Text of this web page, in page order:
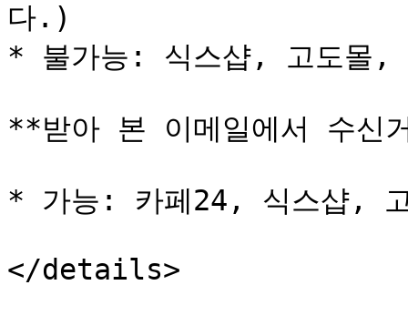
다.)
* 불가능: 식스샵, 고도몰,
**받아 본 이메일에서 수신
* 가능: 카페24, 식스샵,
</details>